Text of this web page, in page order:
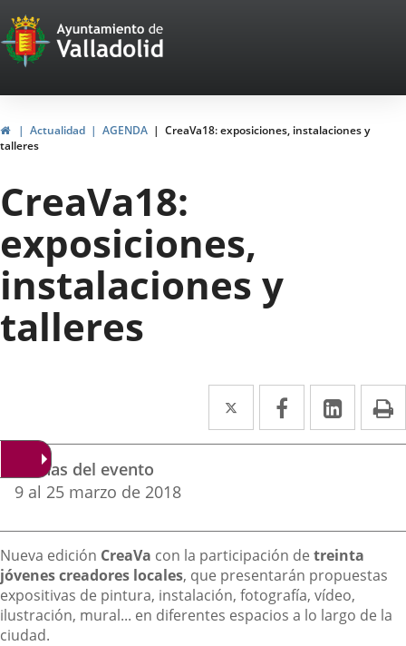
Portal
Web
del
Ayuntamiento
de
Valladolid
HomeActualidad AGENDA
CreaVa18: exposiciones, instalaciones y
talleres
CreaVa18:
exposiciones,
instalaciones y
talleres
Twitter
Enlace
a
externa.
Facebook
Enlace
a
externa.
Enlace
a
Datos
del
evento
Fechas del evento
9 al 25 marzo de 2018
Descripción
Nueva edición CreaVa con la participación de treinta
jóvenes creadores locales, que presentarán propuestas
expositivas de pintura, instalación, fotografía, vídeo,
ilustración, mural... en diferentes espacios a lo largo de la
ciudad.